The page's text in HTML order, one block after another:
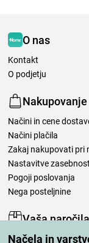
Načela in
O nas
Kontakt
O podjetju
Nakupovanje
Načini in cene
Načini plačila
Zakaj nakupovati pri
Nastavitve
Pogoji poslovanja
Nega posteljnine
Vaša naročila
Moj račun